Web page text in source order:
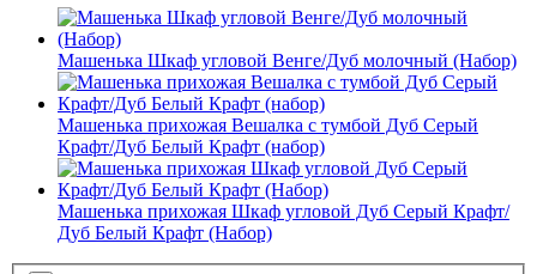
Машенька Шкаф угловой Венге/Дуб молочный (Набор)
Машенька прихожая Вешалка с тумбой Дуб Серый
Крафт/Дуб Белый Крафт (набор)
Машенька прихожая Шкаф угловой Дуб Серый Крафт/
Дуб Белый Крафт (Набор)